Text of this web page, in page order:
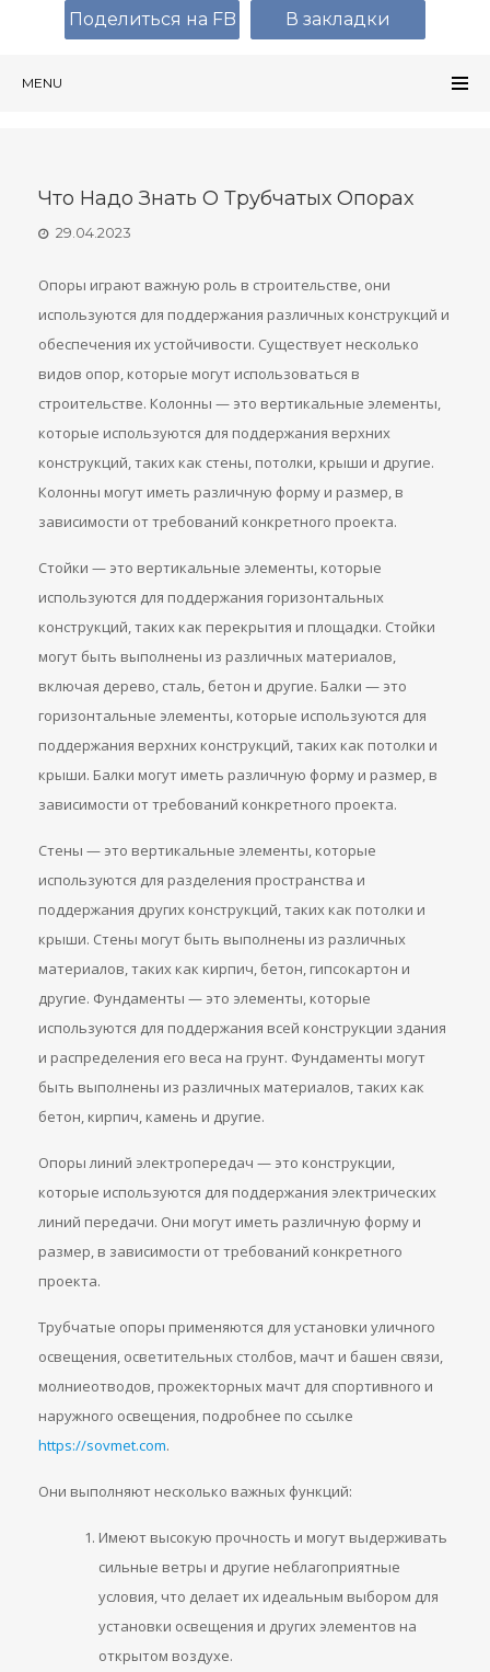
MENU
Что Надо Знать О Трубчатых Опорах
29.04.2023
Опоры играют важную роль в строительстве, они
используются для поддержания различных конструкций и
обеспечения их устойчивости. Существует несколько
видов опор, которые могут использоваться в
строительстве. Колонны — это вертикальные элементы,
которые используются для поддержания верхних
конструкций, таких как стены, потолки, крыши и другие.
Колонны могут иметь различную форму и размер, в
зависимости от требований конкретного проекта.
Стойки — это вертикальные элементы, которые
используются для поддержания горизонтальных
конструкций, таких как перекрытия и площадки. Стойки
могут быть выполнены из различных материалов,
включая дерево, сталь, бетон и другие. Балки — это
горизонтальные элементы, которые используются для
поддержания верхних конструкций, таких как потолки и
крыши. Балки могут иметь различную форму и размер, в
зависимости от требований конкретного проекта.
Стены — это вертикальные элементы, которые
используются для разделения пространства и
поддержания других конструкций, таких как потолки и
крыши. Стены могут быть выполнены из различных
материалов, таких как кирпич, бетон, гипсокартон и
другие. Фундаменты — это элементы, которые
используются для поддержания всей конструкции здания
и распределения его веса на грунт. Фундаменты могут
быть выполнены из различных материалов, таких как
бетон, кирпич, камень и другие.
Опоры линий электропередач — это конструкции,
которые используются для поддержания электрических
линий передачи. Они могут иметь различную форму и
размер, в зависимости от требований конкретного
проекта.
Трубчатые опоры применяются для установки уличного
освещения, осветительных столбов, мачт и башен связи,
молниеотводов, прожекторных мачт для спортивного и
наружного освещения, подробнее по ссылке
https://sovmet.com.
Они выполняют несколько важных функций:
Имеют высокую прочность и могут выдерживать
сильные ветры и другие неблагоприятные
условия, что делает их идеальным выбором для
установки освещения и других элементов на
открытом воздухе.
Поделиться на FB В закладки